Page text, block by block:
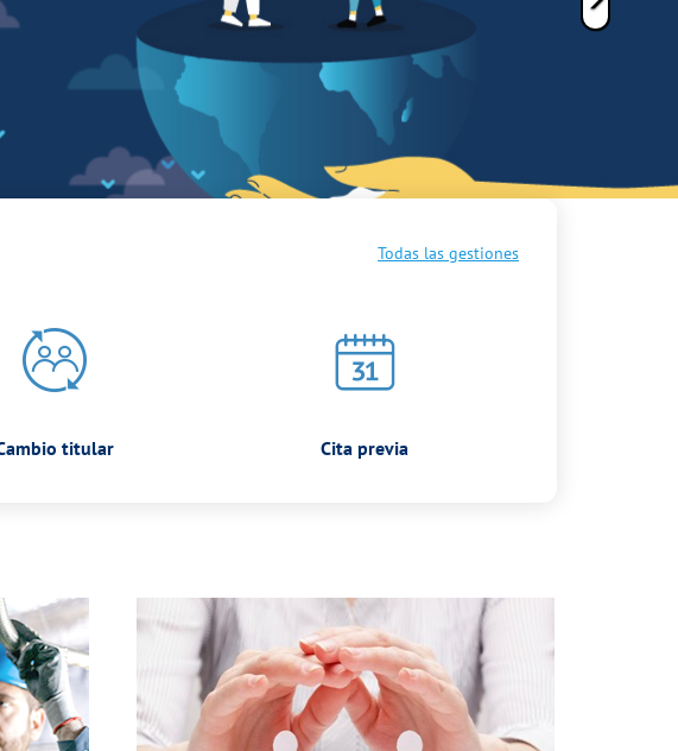
Todas las gestiones
titular Cita previa